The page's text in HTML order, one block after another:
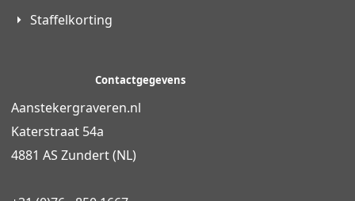
Staffelkorting
Contactgegevens
Aanstekergraveren.nl
Katerstraat 54a
4881 AS Zundert (NL)